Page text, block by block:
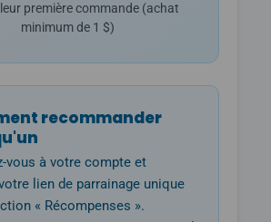
première commande (achat
minimum de 1 $)
recommander
vous à votre compte et
lien de parrainage unique
« Récompenses ».